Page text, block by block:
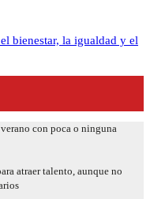
bienestar, la igualdad y el
con poca o ninguna
atraer talento, aunque no